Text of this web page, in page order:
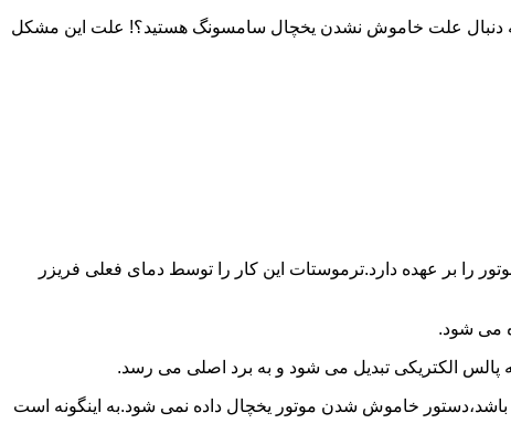
به دنبال علت خاموش نشدن یخچال سامسونگ هستید؟! علت این مشکل
را بر عهده دارد.ترموستات این کار را توسط دمای فعلی فریزر
می شود.
پالس الکتریکی تبدیل می شود و به برد اصلی می رسد.
باشد،دستور خاموش شدن موتور یخچال داده نمی شود.به اینگونه است